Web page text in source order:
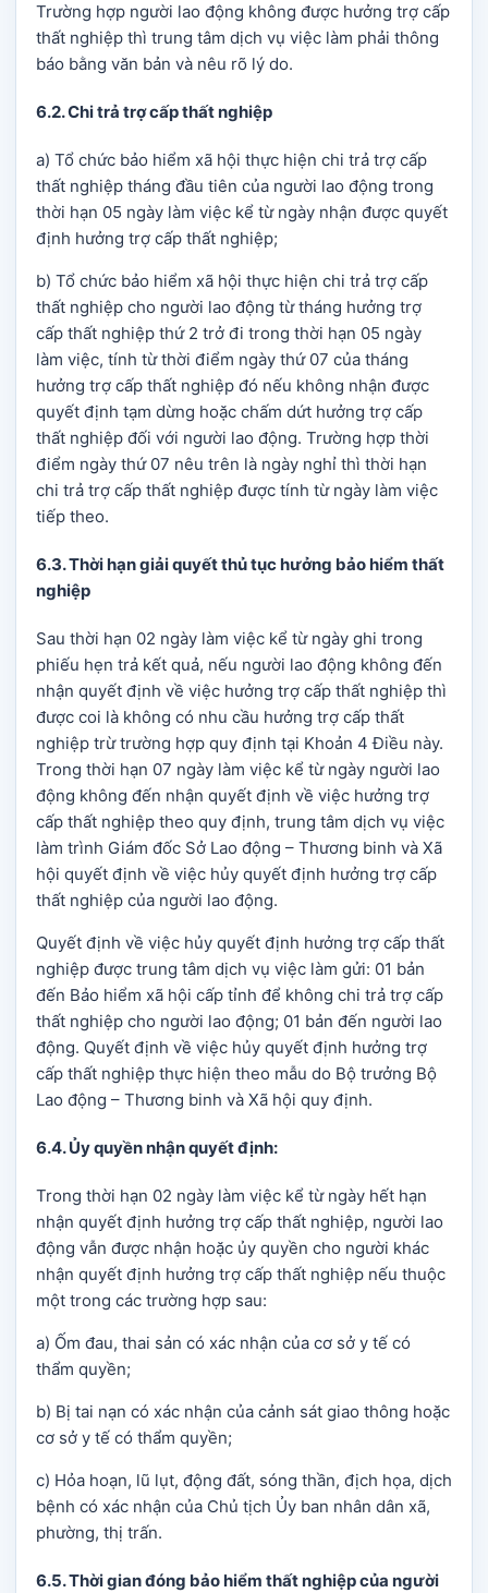
Trường hợp người lao động không được hưởng trợ cấp
thất nghiệp thì trung tâm dịch vụ việc làm phải thông
báo bằng văn bản và nêu rõ lý do.
6.2. Chi trả trợ cấp thất nghiệp
a) Tổ chức bảo hiểm xã hội thực hiện chi trả trợ cấp
thất nghiệp tháng đầu tiên của người lao động trong
thời hạn 05 ngày làm việc kể từ ngày nhận được quyết
định hưởng trợ cấp thất nghiệp;
b) Tổ chức bảo hiểm xã hội thực hiện chi trả trợ cấp
thất nghiệp cho người lao động từ tháng hưởng trợ
cấp thất nghiệp thứ 2 trở đi trong thời hạn 05 ngày
làm việc, tính từ thời điểm ngày thứ 07 của tháng
hưởng trợ cấp thất nghiệp đó nếu không nhận được
quyết định tạm dừng hoặc chấm dứt hưởng trợ cấp
thất nghiệp đối với người lao động. Trường hợp thời
điểm ngày thứ 07 nêu trên là ngày nghỉ thì thời hạn
chi trả trợ cấp thất nghiệp được tính từ ngày làm việc
tiếp theo.
6.3. Thời hạn giải quyết thủ tục hưởng bảo hiểm thất
nghiệp
Sau thời hạn 02 ngày làm việc kể từ ngày ghi trong
phiếu hẹn trả kết quả, nếu người lao động không đến
nhận quyết định về việc hưởng trợ cấp thất nghiệp thì
được coi là không có nhu cầu hưởng trợ cấp thất
nghiệp trừ trường hợp quy định tại Khoản 4 Điều này.
Trong thời hạn 07 ngày làm việc kể từ ngày người lao
động không đến nhận quyết định về việc hưởng trợ
cấp thất nghiệp theo quy định, trung tâm dịch vụ việc
làm trình Giám đốc Sở Lao động – Thương binh và Xã
hội quyết định về việc hủy quyết định hưởng trợ cấp
thất nghiệp của người lao động.
Quyết định về việc hủy quyết định hưởng trợ cấp thất
nghiệp được trung tâm dịch vụ việc làm gửi: 01 bản
đến Bảo hiểm xã hội cấp tỉnh để không chi trả trợ cấp
thất nghiệp cho người lao động; 01 bản đến người lao
động. Quyết định về việc hủy quyết định hưởng trợ
cấp thất nghiệp thực hiện theo mẫu do Bộ trưởng Bộ
Lao động – Thương binh và Xã hội quy định.
6.4. Ủy quyền nhận quyết định:
Trong thời hạn 02 ngày làm việc kể từ ngày hết hạn
nhận quyết định hưởng trợ cấp thất nghiệp, người lao
động vẫn được nhận hoặc ủy quyền cho người khác
nhận quyết định hưởng trợ cấp thất nghiệp nếu thuộc
một trong các trường hợp sau:
a) Ốm đau, thai sản có xác nhận của cơ sở y tế có
thẩm quyền;
b) Bị tai nạn có xác nhận của cảnh sát giao thông hoặc
cơ sở y tế có thẩm quyền;
c) Hỏa hoạn, lũ lụt, động đất, sóng thần, địch họa, dịch
bệnh có xác nhận của Chủ tịch Ủy ban nhân dân xã,
phường, thị trấn.
6.5. Thời gian đóng bảo hiểm thất nghiệp của người